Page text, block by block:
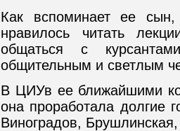
Как вспоминает ее
нравилось читать
общаться с
общительным и светлым
В ЦИУв ее ближайшими
она проработала долгие
Виноградов,